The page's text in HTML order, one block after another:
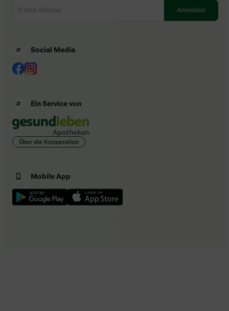
Social Media
Ein Service von
Über die Kooperation
Mobile App